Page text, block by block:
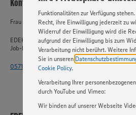
Basis Ihrer Einstellungen ggf. nicht
Funktionalitäten zur Verfügung
Recht, ihre Einwilligung jederzeit zu
Widerruf der Einwilligung wird die
aufgrund der Einwilligung bis zum
Verarbeitung nicht berührt. Weitere
Sie in unseren
Cookie Policy.
Verarbeitung Ihrer
durch YouTube und Vimeo:
Wir binden auf unserer Webseite
Kontakt
Frau Wolfgang
EDEKA-Markt Minden-Hannover GmbH
Job-ID: 59187
0571 - 802 7052